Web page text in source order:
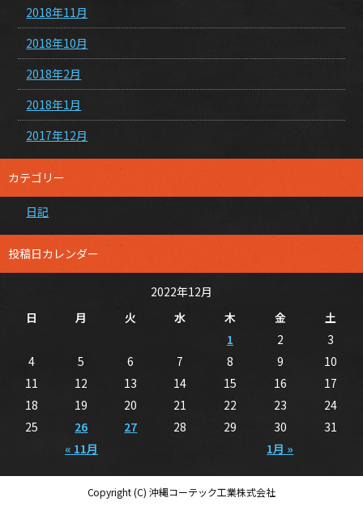
2018年11月
2018年10月
2018年2月
2018年1月
2017年12月
カテゴリー
日記
投稿日カレンダー
2022年12月
日
月 火 水 木 金 土
« 11月 1月 »
1 2
3
4
5 6 7 8 9
10
11
12 13 14 15 16
17
18
19 20 21 22 23
24
25
26 27 28 29 30 31
Copyright (C) 沖縄コーテック工業株式会社